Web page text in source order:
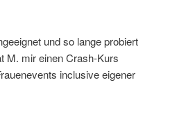
und so lange probiert
M. mir einen Crash-Kurs
inclusive eigener